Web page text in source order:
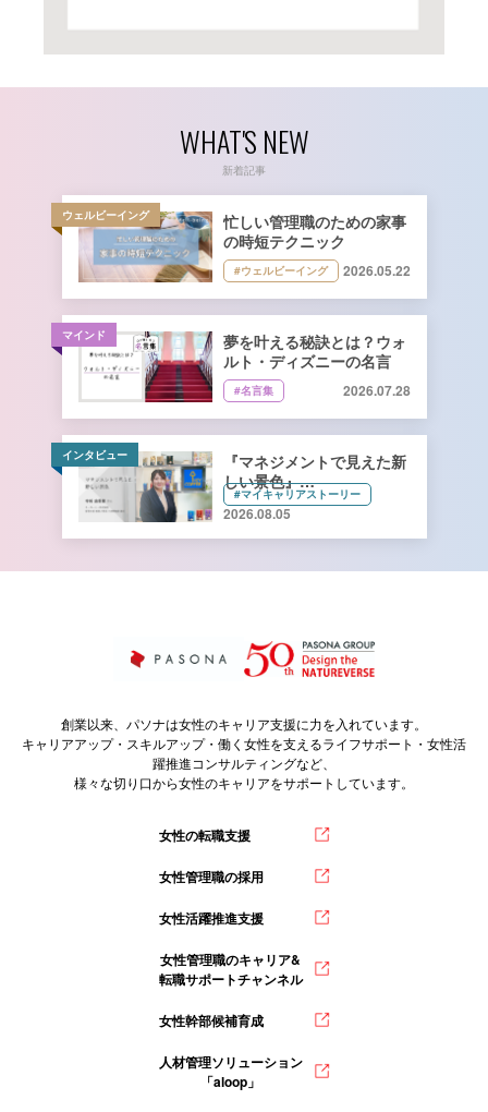
WHAT'S NEW
新着記事
ウェルビーイング
忙しい管理職のための家事
の時短テクニック
#ウェルビーイング 2026.05.22
マインド
夢を叶える秘訣とは？ウォ
ルト・ディズニーの名言
#名言集 2026.07.28
インタビュー
『マネジメントで見えた新
しい景色』
キーコーヒー株式会社 管理
本部 総務人事部 人財開発
課長 寺﨑由香里さん【前
#マイキャリアストーリー
2026.08.05
創業以来、パソナは女性のキャリア支援に力を入れています。
キャリアアップ・スキルアップ・働く女性を支えるライフサポート・女性活
躍推進コンサルティングなど、
様々な切り口から女性のキャリアをサポートしています。
女性の転職支援
女性管理職の採用
女性活躍推進支援
女性管理職のキャリア&
転職サポートチャンネル
女性幹部候補育成
人材管理ソリューション
「aloop」